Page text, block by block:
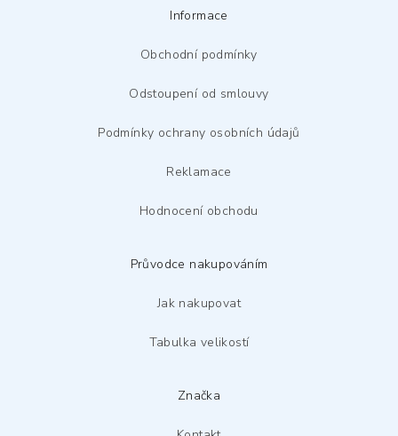
l
d
c
p
v
y
ý
i
u
Informace
Obchodní podmínky
Odstoupení od smlouvy
Podmínky ochrany osobních údajů
Reklamace
Hodnocení obchodu
Průvodce nakupováním
Jak nakupovat
Tabulka velikostí
Značka